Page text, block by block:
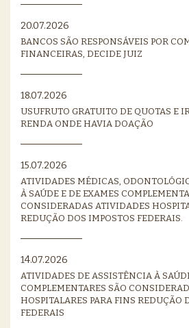
20.07.2026
BANCOS SÃO RESPONSÁVEIS POR
FINANCEIRAS, DECIDE JUIZ
18.07.2026
USUFRUTO GRATUITO DE QUOTAS E
RENDA ONDE HAVIA DOAÇÃO
15.07.2026
ATIVIDADES MÉDICAS,
À SAÚDE E DE EXAMES
CONSIDERADAS ATIVIDADES
REDUÇÃO DOS IMPOSTOS FEDERAIS.
14.07.2026
ATIVIDADES DE ASSISTÊNCIA À
COMPLEMENTARES SÃO
HOSPITALARES PARA FINS REDUÇÃO
FEDERAIS